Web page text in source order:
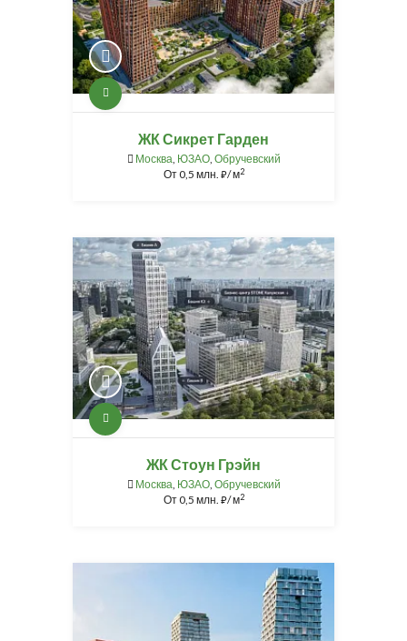
ЖК Сикрет Гарден
Москва, ЮЗАО, Обручевский
От0,5 млн. ⃏/ м2
ЖК Стоун Грэйн
Москва, ЮЗАО, Обручевский
От0,5 млн. ⃏/ м2